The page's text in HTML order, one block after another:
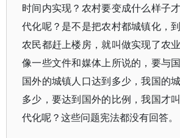
时间内实现？农村要变成什么样子
代化呢？是不是把农村都城镇化，
农民都赶上楼房，就叫做实现了农
像一些文件和媒体上所说的，要与
国外的城镇人口达到多少，我国的
多少，要达到国外的比例，我国才
代化呢？这些问题宪法都没有回答。